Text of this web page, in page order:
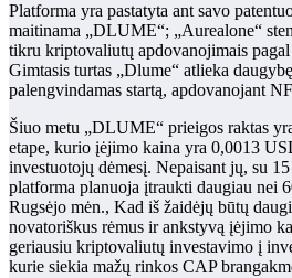
Platforma yra pastatyta ant savo
maitinama „DLUME“; „Aurealone“
tikru kriptovaliutų apdovanojimais
Gimtasis turtas „Dlume“ atlieka
palengvindamas startą, apdovanojant
Šiuo metu „DLUME“ prieigos raktas
etape, kurio įėjimo kaina yra 0,0013
investuotojų dėmesį. Nepaisant jų, su
platforma planuoja įtraukti daugiau nei
Rugsėjo mėn., Kad iš žaidėjų būtų
novatoriškus rėmus ir ankstyvą įėjimo
geriausiu kriptovaliutų investavimo į
kurie siekia mažų rinkos CAP